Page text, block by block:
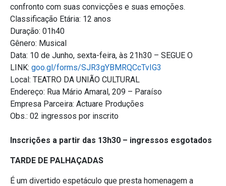
confronto com suas convicções e suas emoções.
Classificação Etária: 12 anos
Duração: 01h40
Gênero: Musical
Data: 10 de Junho, sexta-feira, às 21h30 – SEGUE O
LINK: goo.gl/forms/SJR3gYBMRQCcTvIG3
Local: TEATRO DA UNIÃO CULTURAL
Endereço: Rua Mário Amaral, 209 – Paraíso
Empresa Parceira: Actuare Produções
Obs.: 02 ingressos por inscrito
Inscrições a partir das 13h30 – ingressos esgotados
TARDE DE PALHAÇADAS
É um divertido espetáculo que presta homenagem a